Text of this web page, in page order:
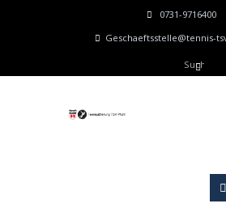
0731-9716400
Geschaeftsstelle@tennis-